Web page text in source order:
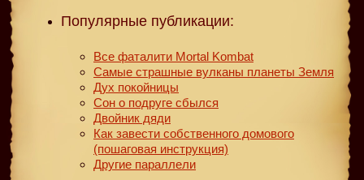
Популярные публикации:
Все фаталити Mortal Kombat
Самые страшные вулканы планеты Земля
Дух покойницы
Сон о подруге сбылся
Двойник дяди
Как завести собственного домового
(пошаговая инструкция)
Другие параллели